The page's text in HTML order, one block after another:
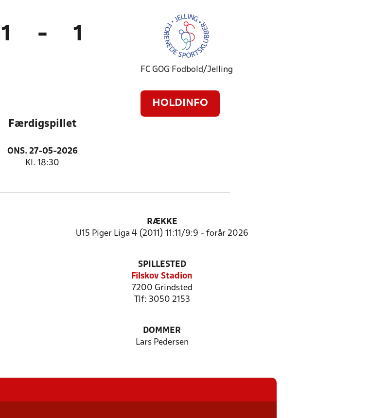
1 - 1
FC GOG Fodbold/Jelling
HOLDINFO
Færdigspillet
ONS. 27-05-2026
Kl. 18:30
RÆKKE
U15 Piger Liga 4 (2011) 11:11/9:9 - forår 2026
SPILLESTED
Filskov Stadion
7200 Grindsted
Tlf: 3050 2153
DOMMER
Lars Pedersen